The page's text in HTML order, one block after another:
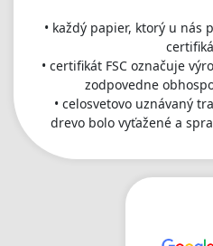
• každý papier, ktorý u nás
• certifikát FSC označuje
zodpovedne
• celosvetovo uznávaný
drevo bolo vyťažené a